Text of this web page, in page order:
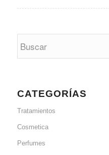
CATEGORÍAS
Tratamientos
Cosmetica
Perfumes